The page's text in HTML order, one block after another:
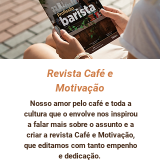
Revista Café e
Motivação
Nosso amor pelo café e toda a
cultura que o envolve nos inspirou
a falar mais sobre o assunto e a
criar a revista Café e Motivação,
que editamos com tanto empenho
e dedicação.